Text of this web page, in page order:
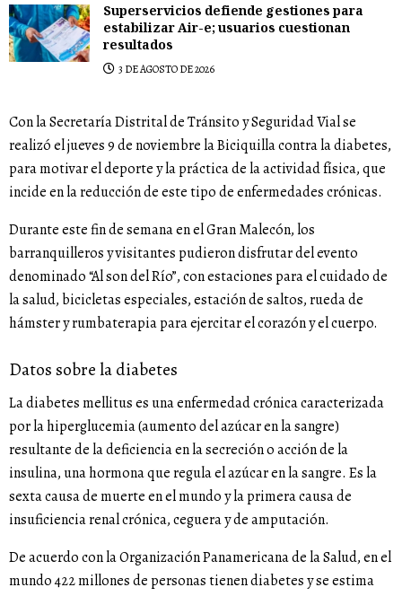
Superservicios defiende gestiones para
estabilizar Air-e; usuarios cuestionan
resultados
3 DE AGOSTO DE 2026
Con la Secretaría Distrital de Tránsito y Seguridad Vial se
realizó el jueves 9 de noviembre la Biciquilla contra la diabetes,
para motivar el deporte y la práctica de la actividad física, que
incide en la reducción de este tipo de enfermedades crónicas.
Durante este fin de semana en el Gran Malecón, los
barranquilleros y visitantes pudieron disfrutar del evento
denominado “Al son del Río”, con estaciones para el cuidado de
la salud, bicicletas especiales, estación de saltos, rueda de
hámster y rumbaterapia para ejercitar el corazón y el cuerpo.
Datos sobre la diabetes
La diabetes mellitus es una enfermedad crónica caracterizada
por la hiperglucemia (aumento del azúcar en la sangre)
resultante de la deficiencia en la secreción o acción de la
insulina, una hormona que regula el azúcar en la sangre. Es la
sexta causa de muerte en el mundo y la primera causa de
insuficiencia renal crónica, ceguera y de amputación.
De acuerdo con la Organización Panamericana de la Salud, en el
mundo 422 millones de personas tienen diabetes y se estima